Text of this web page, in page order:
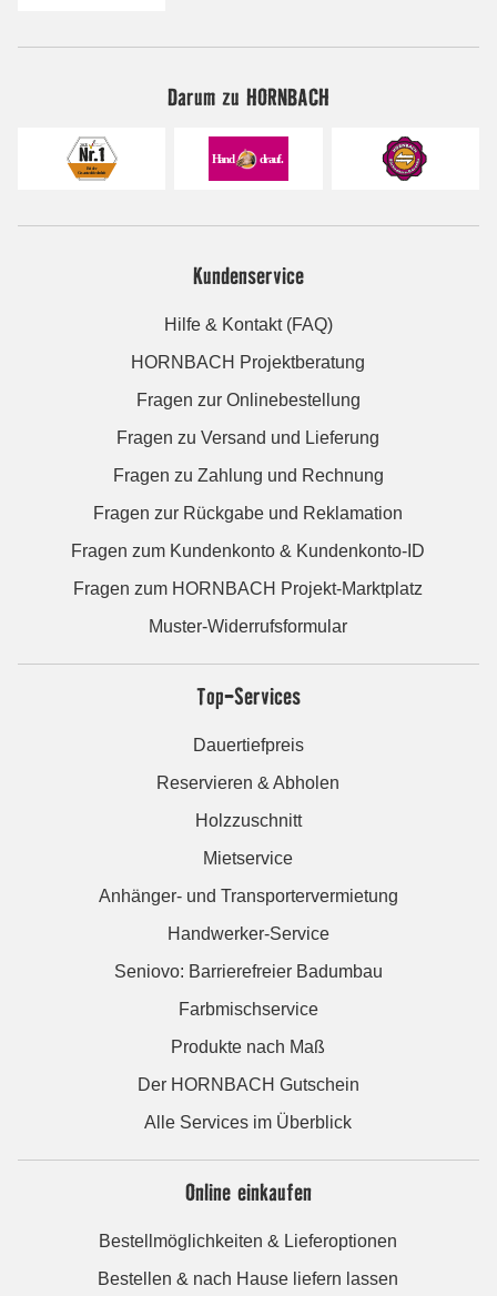
Darum zu HORNBACH
Kundenservice
Hilfe & Kontakt (FAQ)
HORNBACH Projektberatung
Fragen zur Onlinebestellung
Fragen zu Versand und Lieferung
Fragen zu Zahlung und Rechnung
Fragen zur Rückgabe und Reklamation
Fragen zum Kundenkonto & Kundenkonto-ID
Fragen zum HORNBACH Projekt-Marktplatz
Muster-Widerrufsformular
Top-Services
Dauertiefpreis
Reservieren & Abholen
Holzzuschnitt
Mietservice
Anhänger- und Transportervermietung
Handwerker-Service
Seniovo: Barrierefreier Badumbau
Farbmischservice
Produkte nach Maß
Der HORNBACH Gutschein
Alle Services im Überblick
Online einkaufen
Bestellmöglichkeiten & Lieferoptionen
Bestellen & nach Hause liefern lassen